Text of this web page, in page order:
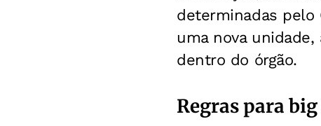
determinadas pelo
uma nova
dentro do órgão.
Regras para